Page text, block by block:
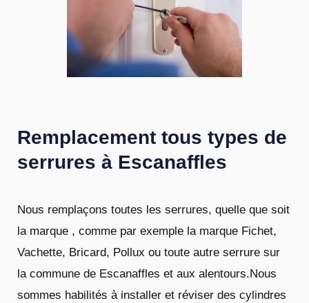
Remplacement tous types de
serrures à Escanaffles
Nous remplaçons toutes les serrures, quelle que soit
la marque , comme par exemple la marque Fichet,
Vachette, Bricard, Pollux ou toute autre serrure sur
la commune de Escanaffles et aux alentours.Nous
sommes habilités à installer et réviser des cylindres